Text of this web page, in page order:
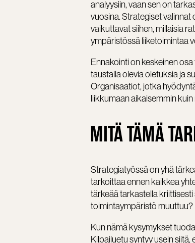
analyysiin, vaan sen on
vuosina. Strategiset
vaikuttavat siihen, millaisia
ympäristössä liiketoimintaa
Ennakointi on keskeinen
taustalla olevia oletuksia ja
Organisaatiot, jotka
liikkumaan aikaisemmin
MITÄ TÄMÄ
Strategiatyössä on yhä
tarkoittaa ennen kaikkea
tärkeää tarkastella
toimintaympäristö
Kun nämä kysymykset
Kilpailuetu syntyy usein